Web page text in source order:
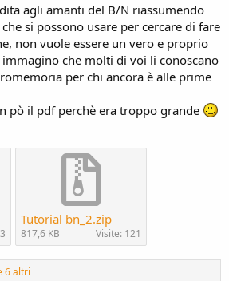
agli amanti del B/N riassumendo
si possono usare per cercare di fare
non vuole essere un vero e proprio
che molti di voi li conoscano
per chi ancora è alle prime
pò il pdf perchè era troppo grande
Tutorial bn_2.zip
817,6 KB Visite: 121
6 altri